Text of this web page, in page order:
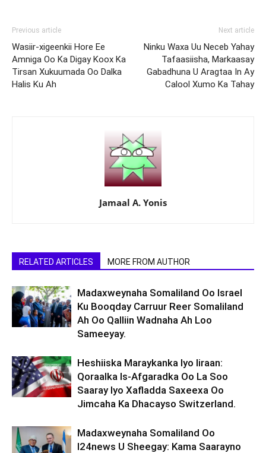
Previous article
Wasiir-xigeenkii Hore Ee
Amniga Oo Ka Digay Koox Ka
Tirsan Xukuumada Oo Dalka
Halis Ku Ah
Next article
Ninku Waxa Uu Neceb Yahay
Tafaasiisha, Markaasay
Gabadhuna U Aragtaa In Ay
Calool Xumo Ka Tahay
Jamaal A. Yonis
RELATED ARTICLES MORE FROM AUTHOR
Madaxweynaha Somaliland Oo Israel
Ku Booqday Carruur Reer Somaliland
Ah Oo Qalliin Wadnaha Ah Loo
Sameeyay.
Heshiiska Maraykanka Iyo Iiraan:
Qoraalka Is-Afgaradka Oo La Soo
Saaray Iyo Xafladda Saxeexa Oo
Jimcaha Ka Dhacayso Switzerland.
Madaxweynaha Somaliland Oo
I24news U Sheegay: Kama Saarayno